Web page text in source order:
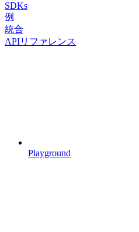
SDKs
例
統合
APIリファレンス
Playground